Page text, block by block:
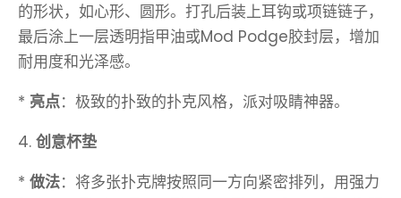
的形状，如心形、圆形。打孔后装上耳钩或项链链子，
最后涂上一层透明指甲油或Mod Podge胶封层，增加
耐用度和光泽感。
* 亮点：极致的扑致的扑克风格，派对吸睛神器。
4. 创意杯垫
* 做法：将多张扑克牌按照同一方向紧密排列，用强力